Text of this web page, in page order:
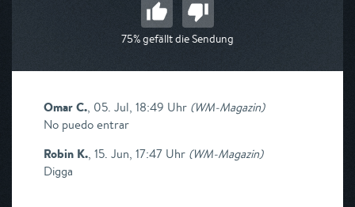
75% gefällt die Sendung
Omar C., 05. Jul, 18:49 Uhr (WM-Magazin)
No puedo entrar
Robin K., 15. Jun, 17:47 Uhr (WM-Magazin)
Digga